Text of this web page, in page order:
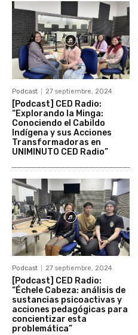
Podcast 27 septiembre, 2024
[Podcast] CED Radio:
“Explorando la Minga:
Conociendo el Cabildo
Indígena y sus Acciones
Transformadoras en
UNIMINUTO CED Radio”
Podcast 27 septiembre, 2024
[Podcast] CED Radio:
“Échele Cabeza: análisis de
sustancias psicoactivas y
acciones pedagógicas para
concientizar esta
problemática”